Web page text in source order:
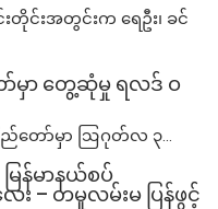
တိုင်းအတွင်းက ရေဦး၊ ခင်
ော်မှာ တွေ့ဆုံမှု ရလဒ် ဝ
ြည်တော်မှာ ဩဂုတ်လ ၃...
ြန်မာနယ်စပ်
း – တမူလမ်းမ ပြန်ဖွင့်